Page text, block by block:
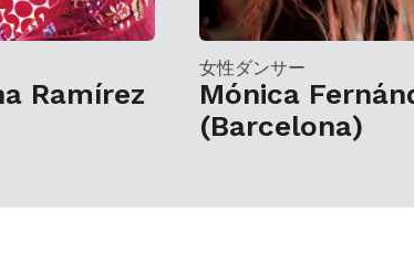
Ramírez
女性ダンサー
Mónica
(Barcelona)